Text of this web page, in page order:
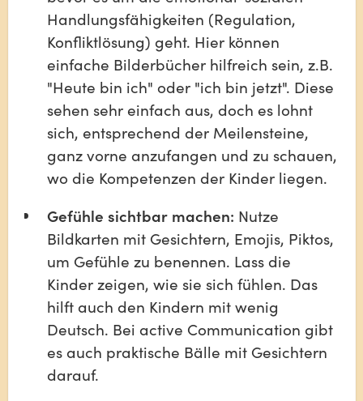
Handlungsfähigkeiten (Regulation,
Konfliktlösung) geht. Hier können
einfache Bilderbücher hilfreich sein, z.B.
"Heute bin ich" oder "ich bin jetzt". Diese
sehen sehr einfach aus, doch es lohnt
sich, entsprechend der Meilensteine,
ganz vorne anzufangen und zu schauen,
wo die Kompetenzen der Kinder liegen.
Gefühle sichtbar machen: Nutze
Bildkarten mit Gesichtern, Emojis, Piktos,
um Gefühle zu benennen. Lass die
Kinder zeigen, wie sie sich fühlen. Das
hilft auch den Kindern mit wenig
Deutsch. Bei active Communication gibt
es auch praktische Bälle mit Gesichtern
darauf.